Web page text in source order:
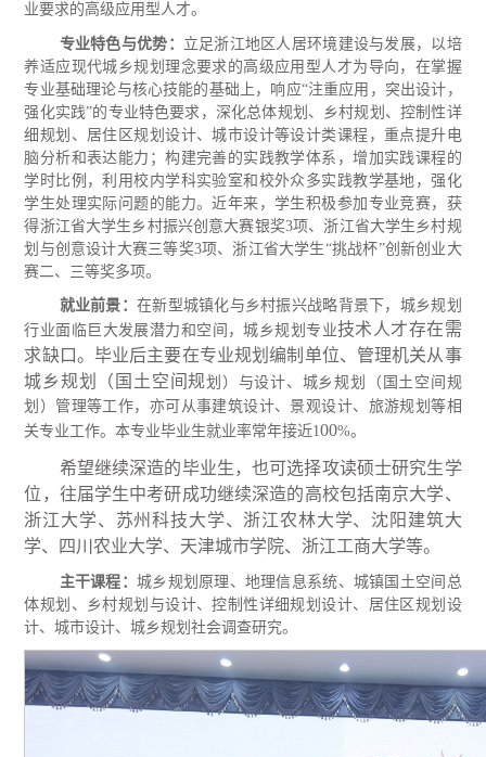
业要求的高级应用型人才。
专业特色与优势： 立足浙江地区人居环境建设与发展，以培
养适应现代城乡规划理念要求的高级应用型人才为导向，在掌握
专业基础理论与核心技能的基础上，响应“注重应用，突出设计，
强化实践”的专业特色要求，深化总体规划、乡村规划、控制性详
细规划、居住区规划设计、城市设计等设计类课程，重点提升电
脑分析和表达能力；构建完善的实践教学体系，增加实践课程的
学时比例，利用校内学科实验室和校外众多实践教学基地，强化
学生处理实际问题的能力。近年来，学生积极参加专业竞赛，获
得浙江省大学生乡村振兴创意大赛银奖3项、浙江省大学生乡村规
划与创意设计大赛三等奖3项、浙江省大学生“挑战杯”创新创业大
赛二、三等奖多项。
就业前景： 在新型城镇化与乡村振兴战略背景下，城乡规划
行业面临巨大发展潜力和空间，城乡规划专业技术人才存在需
求缺口。毕业后主要在专业规划编制单位、管理机关从事
城乡规划（国土空间规划）与设计、城乡规划（国土空间规
划）管理等工作，亦可从事建筑设计、景观设计、旅游规划等相
关专业工作。本专业毕业生就业率常年接近100%。
希望继续深造的毕业生，也可选择攻读硕士研究生学
位，往届学生中考研成功继续深造的高校包括南京大学、
浙江大学、苏州科技大学、浙江农林大学、沈阳建筑大
学、四川农业大学、天津城市学院、浙江工商大学等。
主干课程： 城乡规划原理、地理信息系统、城镇国土空间总
体规划、乡村规划与设计、控制性详细规划设计、居住区规划设
计、城市设计、城乡规划社会调查研究。